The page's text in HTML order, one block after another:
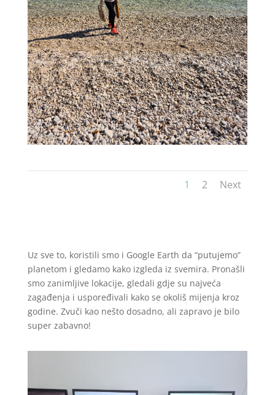
1 2 Next
Uz sve to, koristili smo i Google Earth da “putujemo”
planetom i gledamo kako izgleda iz svemira. Pronašli
smo zanimljive lokacije, gledali gdje su najveća
zagađenja i uspoređivali kako se okoliš mijenja kroz
godine. Zvuči kao nešto dosadno, ali zapravo je bilo
super zabavno!